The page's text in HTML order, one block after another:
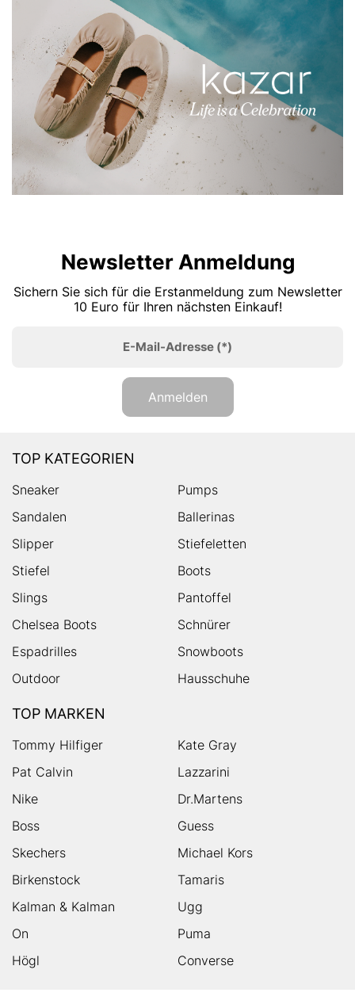
Newsletter Anmeldung
Sichern Sie sich für die Erstanmeldung zum Newsletter
10 Euro für Ihren nächsten Einkauf!
E-Mail-Adresse (*)
Anmelden
TOP KATEGORIEN
Sneaker
Pumps
Sandalen
Ballerinas
Slipper
Stiefeletten
Stiefel
Boots
Slings
Pantoffel
Chelsea Boots
Schnürer
Espadrilles
Snowboots
Outdoor
Hausschuhe
TOP MARKEN
Tommy Hilfiger
Kate Gray
Pat Calvin
Lazzarini
Nike
Dr.Martens
Boss
Guess
Skechers
Michael Kors
Birkenstock
Tamaris
Kalman & Kalman
Ugg
On
Puma
Högl
Converse